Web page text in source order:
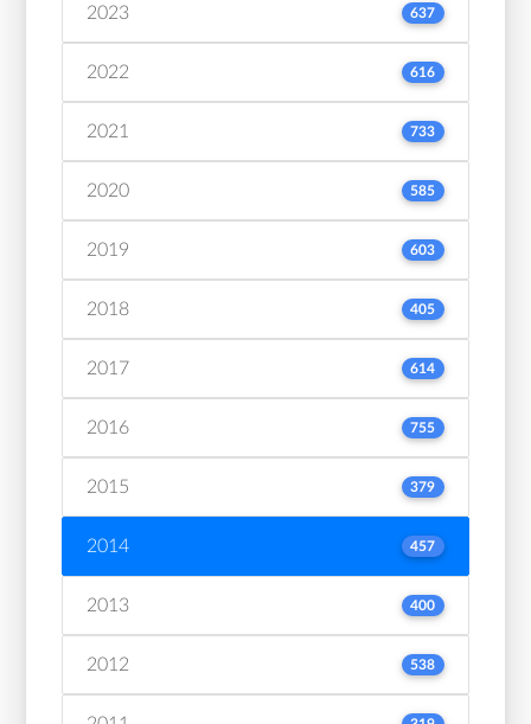
2023 637
2022 616
2021 733
2020 585
2019 603
2018 405
2017 614
2016 755
2015 379
2014 457
2013 400
2012 538